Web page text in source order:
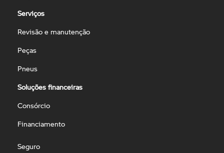
Serviços
Revisão e manutenção
Peças
Pneus
Soluções financeiras
Consórcio
Financiamento
Seguro